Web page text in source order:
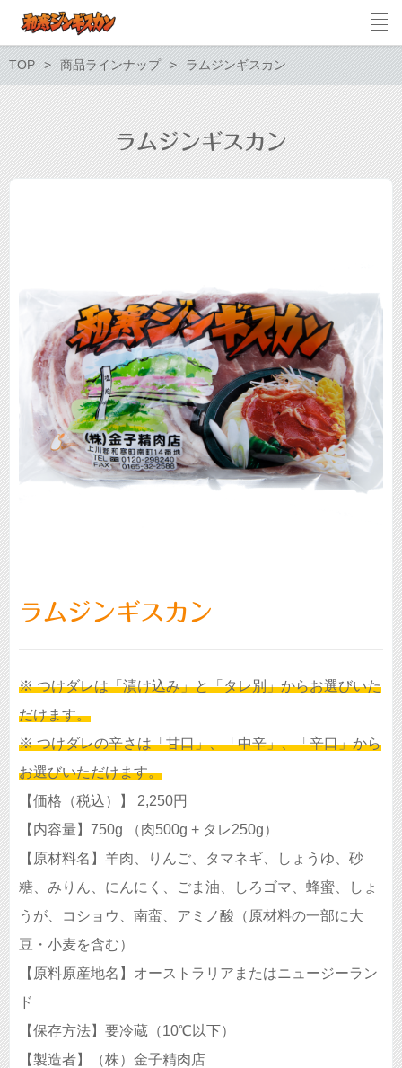
TOP 商品ラインナップ ラムジンギスカン
ラムジンギスカン
ラムジンギスカン
※ つけダレは「漬け込み」と「タレ別」からお選びいた
だけます。
※ つけダレの辛さは「甘口」、「中辛」、「辛口」から
お選びいただけます。
【価格（税込）】 2,250円
【内容量】750g （肉500g + タレ250g）
【原材料名】羊肉、りんご、タマネギ、しょうゆ、砂
糖、みりん、にんにく、ごま油、しろゴマ、蜂蜜、しょ
うが、コショウ、南蛮、アミノ酸（原材料の一部に大
豆・小麦を含む）
【原料原産地名】オーストラリアまたはニュージーラン
ド
【保存方法】要冷蔵（10℃以下）
【製造者】（株）金子精肉店